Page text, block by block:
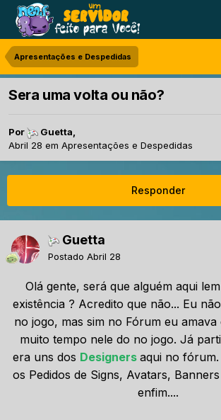
Apresentações e Despedidas
Sera uma volta ou não?
Por Guetta,
Abril 28 em Apresentações e Despedidas
Responder
Guetta
Postado Abril 28
Olá gente, será que alguém aqui
existência ? Acredito que não... Eu
no jogo, mas sim no Fórum eu
muito tempo nele do no jogo. Já
era uns dos Designers aqui no
os Pedidos de Signs, Avatars,
enfim....